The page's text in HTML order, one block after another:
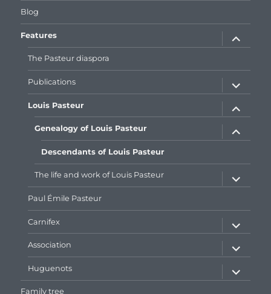
Blog
Features
expand
child
menu
The Pasteur diaspora
Publications
child
menu
Louis Pasteur
expand
child
menu
Genealogy of Louis Pasteur
expand
child
menu
Descendants of Louis Pasteur
The life and work of Louis Pasteur
expand
child
menu
Paul Émile Pasteur
Carnifex
expand
child
menu
Association
child
menu
Huguenots
child
menu
Family tree